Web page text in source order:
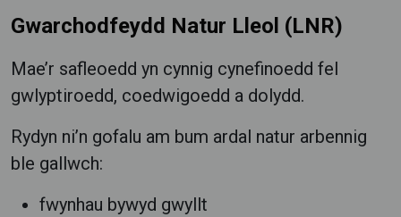
Gwarchodfeydd Natur Lleol (LNR)
Mae’r safleoedd yn cynnig cynefinoedd fel
gwlyptiroedd, coedwigoedd a dolydd.
Rydyn ni’n gofalu am bum ardal natur arbennig
ble gallwch:
fwynhau bywyd gwyllt